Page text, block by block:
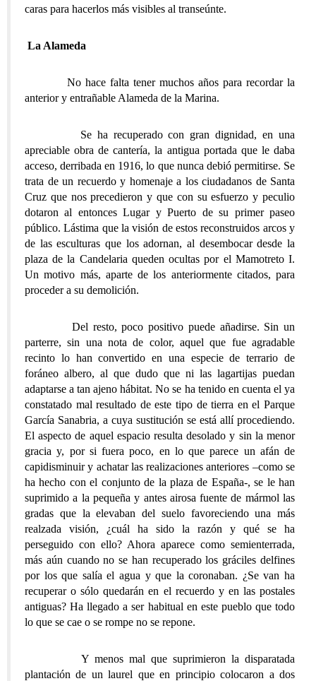
caras para hacerlos más visibles al transeúnte.
La Alameda
No hace falta tener muchos años para recordar la
anterior y entrañable Alameda de la Marina.
Se ha recuperado con gran dignidad, en una
apreciable obra de cantería, la antigua portada que le daba
acceso, derribada en 1916, lo que nunca debió permitirse. Se
trata de un recuerdo y homenaje a los ciudadanos de Santa
Cruz que nos precedieron y que con su esfuerzo y peculio
dotaron al entonces Lugar y Puerto de su primer paseo
público. Lástima que la visión de estos reconstruidos arcos y
de las esculturas que los adornan, al desembocar desde la
plaza de la Candelaria queden ocultas por el Mamotreto I.
Un motivo más, aparte de los anteriormente citados, para
proceder a su demolición.
Del resto, poco positivo puede añadirse. Sin un
parterre, sin una nota de color, aquel que fue agradable
recinto lo han convertido en una especie de terrario de
foráneo albero, al que dudo que ni las lagartijas puedan
adaptarse a tan ajeno hábitat. No se ha tenido en cuenta el ya
constatado mal resultado de este tipo de tierra en el Parque
García Sanabria, a cuya sustitución se está allí procediendo.
El aspecto de aquel espacio resulta desolado y sin la menor
gracia y, por si fuera poco, en lo que parece un afán de
capidisminuir y achatar las realizaciones anteriores –como se
ha hecho con el conjunto de la plaza de España-, se le han
suprimido a la pequeña y antes airosa fuente de mármol las
gradas que la elevaban del suelo favoreciendo una más
realzada visión, ¿cuál ha sido la razón y qué se ha
perseguido con ello? Ahora aparece como semienterrada,
más aún cuando no se han recuperado los gráciles delfines
por los que salía el agua y que la coronaban. ¿Se van ha
recuperar o sólo quedarán en el recuerdo y en las postales
antiguas? Ha llegado a ser habitual en este pueblo que todo
lo que se cae o se rompe no se repone.
Y menos mal que suprimieron la disparatada
plantación de un laurel que en principio colocaron a dos